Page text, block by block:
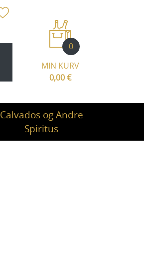
0
MIN KURV
0,00 €
Calvados og Andre
Spiritus